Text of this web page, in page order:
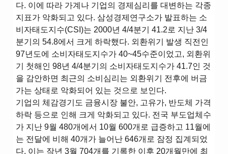
다. 이에 따라 가계나 기업의 경제심리를 대변하는 각종
지표가 악화되고 있다. 삼성경제연구소가 발표하는 소
비자태도지수(CSI)는 2000년 4/4분기 41.2로 지난 3/4
분기의 54.8에서 크게 하락했다. 외환위기 발생 직전인
97년도에 소비자태도지수가 40~45수준이었고, 외환위
기 첫해인 98년 4/4분기의 소비자태도지수가 41.7인 것
을 감안하면 최근의 소비심리는 외환위기 전후에 버금
가는 상태로 악화되어 있는 것으로 보인다.
기업의 체감경기도 금융시장 불안, 고유가, 반도체 가격
하락 등으로 인해 크게 악화되고 있다. 전국 부도업체수
가 지난 9월 480개에서 10월 600개로 급증하고 11월에
는 전달에 비해 40개가 늘어난 646개로 잠정 집계되었
다. 이는 작년 3월 704개를 기록한 이후 20개월만에 최